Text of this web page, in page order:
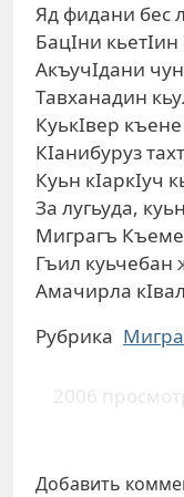
Яд фидани бес
БацIни кьетIин
АкъучIдани
Тавханадин
КуькIвер
КIанибуруз
Куьн кIаркIуч
За лугьуда,
Миграгъ
Гъил куьчебан
Амачирла
Рубрика
2006
Добавить